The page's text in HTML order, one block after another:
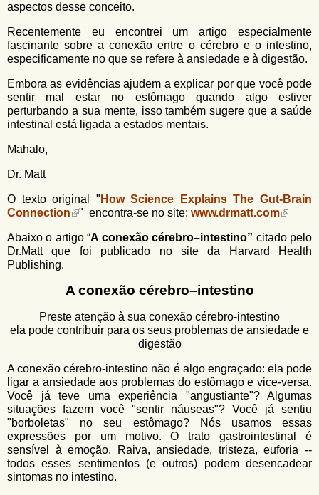
e
b
u
s
c
a
aspectos desse conceito.
Recentemente eu encontrei um artigo especialmente
fascinante sobre a conexão entre o cérebro e o intestino,
especificamente no que se refere à ansiedade e à digestão.
Embora as evidências ajudem a explicar por que você pode
sentir mal estar no estômago quando algo estiver
perturbando a sua mente, isso também sugere que a saúde
intestinal está ligada a estados mentais.
Mahalo,
Dr. Matt
O texto original " How Science Explains The Gut-Brain
Connection
" encontra-se no site: www.drmatt.com
Abaixo o artigo “A conexão cérebro–intestino” citado pelo
Dr.Matt que foi publicado no site da Harvard Health
Publishing.
A conexão cérebro–intestino
Preste atenção à sua conexão cérebro-intestino
ela pode contribuir para os seus problemas de ansiedade e
digestão
A conexão cérebro-intestino não é algo engraçado: ela pode
ligar a ansiedade aos problemas do estômago e vice-versa.
Você já teve uma experiência "angustiante"? Algumas
situações fazem você "sentir náuseas"? Você já sentiu
"borboletas" no seu estômago? Nós usamos essas
expressões por um motivo. O trato gastrointestinal é
sensível à emoção. Raiva, ansiedade, tristeza, euforia --
todos esses sentimentos (e outros) podem desencadear
sintomas no intestino.